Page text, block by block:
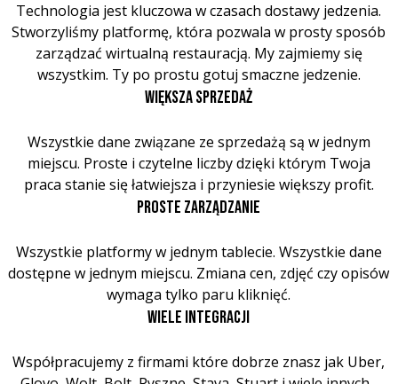
Technologia jest kluczowa w czasach dostawy jedzenia.
Stworzyliśmy platformę, która pozwala w prosty sposób
zarządzać wirtualną restauracją. My zajmiemy się
wszystkim. Ty po prostu gotuj smaczne jedzenie.
WIĘKSZA SPRZEDAŻ
Wszystkie dane związane ze sprzedażą są w jednym
miejscu. Proste i czytelne liczby dzięki którym Twoja
praca stanie się łatwiejsza i przyniesie większy profit.
PROSTE ZARZĄDZANIE
Wszystkie platformy w jednym tablecie. Wszystkie dane
dostępne w jednym miejscu. Zmiana cen, zdjęć czy opisów
wymaga tylko paru kliknięć.
WIELE INTEGRACJI
Współpracujemy z firmami które dobrze znasz jak Uber,